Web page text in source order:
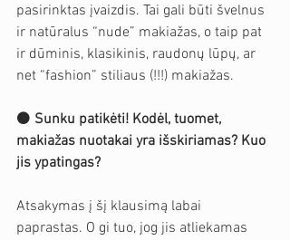
pasirinktas įvaizdis. Tai gali būti švelnus
ir natūralus “nude” makiažas, o taip pat
ir dūminis, klasikinis, raudonų lūpų, ar
net “fashion” stiliaus (!!!) makiažas.
⚫️ Sunku patikėti! Kodėl, tuomet,
makiažas nuotakai yra išskiriamas? Kuo
jis ypatingas?
Atsakymas į šį klausimą labai
paprastas. O gi tuo, jog jis atliekamas